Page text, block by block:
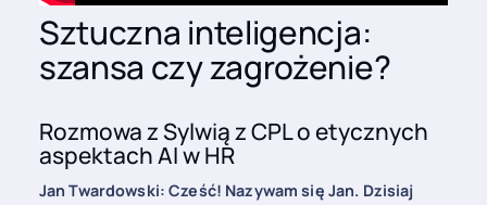
Sztuczna inteligencja:
szansa czy zagrożenie?
Rozmowa z Sylwią z CPL o etycznych
aspektach AI w HR
Jan Twardowski: Cześć! Nazywam się Jan. Dzisiaj